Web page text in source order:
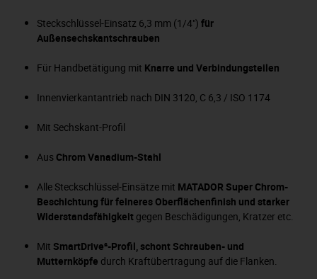
Steckschlüssel-Einsatz 6,3 mm (1/4") für
Außensechskantschrauben
Für Handbetätigung mit Knarre und Verbindungsteilen
Innenvierkantantrieb nach DIN 3120, C 6,3 / ISO 1174
Mit Sechskant-Profil
Aus Chrom Vanadium-Stahl
Alle Steckschlüssel-Einsätze mit MATADOR Super Chrom-
Beschichtung für feineres Oberflächenfinish und starker
Widerstandsfähigkeit gegen Beschädigungen, Kratzer etc.
Mit SmartDrive²-Profil, schont Schrauben- und
Mutternköpfe durch Kraftübertragung auf die Flanken.